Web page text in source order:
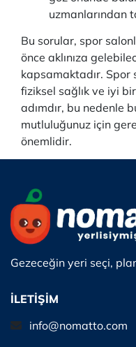
uzmanlarından
Bu sorular, spor
önce aklınıza
kapsamaktadır. Spor
fiziksel sağlık ve iyi
adımdır, bu nedenle
mutluluğunuz için
önemlidir.
Gezeceğin yeri seçi,
İLETİŞİM
info@nomatto.com